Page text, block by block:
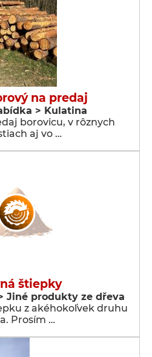
na predaj
> Kulatina
borovicu, v rôznych
aj vo …
štiepky
Jiné produkty ze dřeva
z akéhokoľvek druhu
Prosím …